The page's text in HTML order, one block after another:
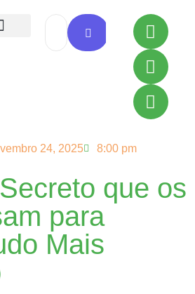
24, 2025
8:00 pm
que os
para
Mais